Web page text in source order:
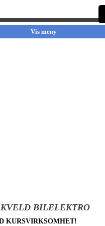
Vis meny
BILELEKTRO
KURSVIRKSOMHET!